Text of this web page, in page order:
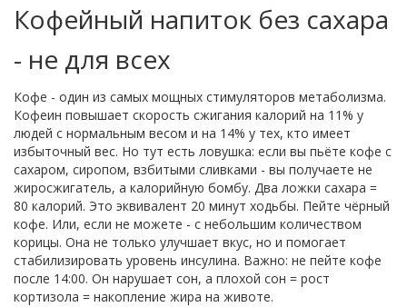
Кофейный напиток без сахара
- не для всех
Кофе - один из самых мощных стимуляторов метаболизма.
Кофеин повышает скорость сжигания калорий на 11% у
людей с нормальным весом и на 14% у тех, кто имеет
избыточный вес. Но тут есть ловушка: если вы пьёте кофе с
сахаром, сиропом, взбитыми сливками - вы получаете не
жиросжигатель, а калорийную бомбу. Два ложки сахара =
80 калорий. Это эквивалент 20 минут ходьбы. Пейте чёрный
кофе. Или, если не можете - с небольшим количеством
корицы. Она не только улучшает вкус, но и помогает
стабилизировать уровень инсулина. Важно: не пейте кофе
после 14:00. Он нарушает сон, а плохой сон = рост
кортизола = накопление жира на животе.